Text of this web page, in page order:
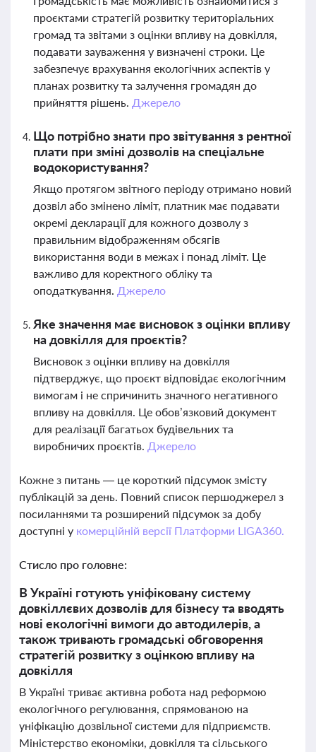
проєктами стратегій розвитку територіальних
громад та звітами з оцінки впливу на довкілля,
подавати зауваження у визначені строки. Це
забезпечує врахування екологічних аспектів у
планах розвитку та залучення громадян до
прийняття рішень. Джерело
Що потрібно знати про звітування з рентної
плати при зміні дозволів на спеціальне
водокористування?
Якщо протягом звітного періоду отримано новий
дозвіл або змінено ліміт, платник має подавати
окремі декларації для кожного дозволу з
правильним відображенням обсягів
використання води в межах і понад ліміт. Це
важливо для коректного обліку та
оподаткування. Джерело
Яке значення має висновок з оцінки впливу
на довкілля для проєктів?
Висновок з оцінки впливу на довкілля
підтверджує, що проєкт відповідає екологічним
вимогам і не спричинить значного негативного
впливу на довкілля. Це обов’язковий документ
для реалізації багатьох будівельних та
виробничих проєктів. Джерело
Кожне з питань — це короткий підсумок змісту
публікацій за день. Повний список першоджерел з
посиланнями та розширений підсумок за добу
доступні у комерційній версії Платформи LIGA360.
Стисло про головне:
В Україні готують уніфіковану систему
довкіллєвих дозволів для бізнесу та вводять
нові екологічні вимоги до автодилерів, а
також тривають громадські обговорення
стратегій розвитку з оцінкою впливу на
довкілля
В Україні триває активна робота над реформою
екологічного регулювання, спрямованою на
уніфікацію дозвільної системи для підприємств.
Міністерство економіки, довкілля та сільського